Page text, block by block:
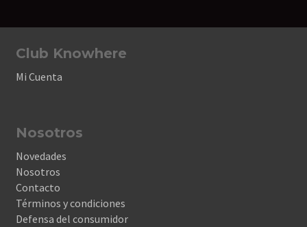
Club Knowhere
Mi Cuenta
Nosotros
Novedades
Nosotros
Contacto
Términos y condiciones
Defensa del consumidor